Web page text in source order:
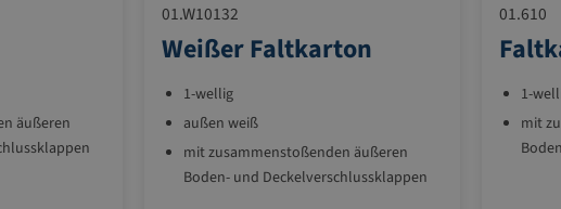
äußeren
01.W10132
Weißer Faltkarton
1-wellig
außen weiß
mit zusammenstoßenden äußeren
Boden- und Deckelverschlussklappen
01.610
1-
mit